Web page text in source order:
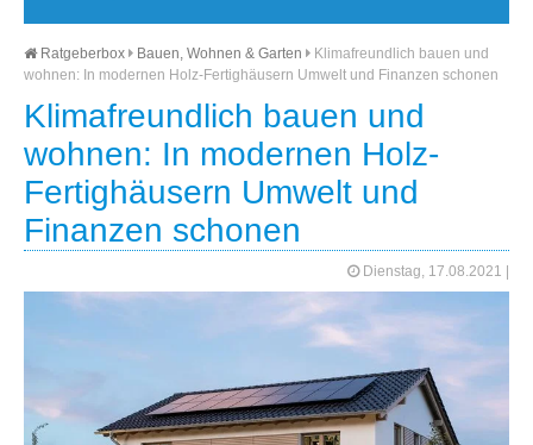
Ratgeberbox Bauen, Wohnen & Garten
Klimafreundlich bauen und
wohnen: In modernen Holz-Fertighäusern Umwelt und Finanzen schonen
Klimafreundlich bauen und
wohnen: In modernen Holz-
Fertighäusern Umwelt und
Finanzen schonen
Dienstag, 17.08.2021